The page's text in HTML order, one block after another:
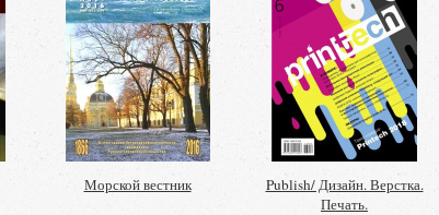
Морской вестник
Publish/ Дизайн. Верстка.
Печать.